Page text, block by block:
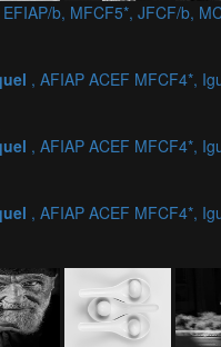
EFIAP/b, MFCF5*, JFCF/b,
, AFIAP ACEF MFCF4*,
, AFIAP ACEF MFCF4*,
, AFIAP ACEF MFCF4*,